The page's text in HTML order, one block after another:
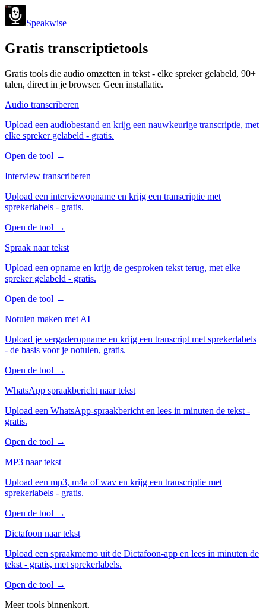
Speakwise
Gratis transcriptietools
Gratis tools die audio omzetten in tekst - elke spreker gelabeld, 90+
talen, direct in je browser. Geen installatie.
Audio transcriberen
Upload een audiobestand en krijg een nauwkeurige transcriptie, met
elke spreker gelabeld - gratis.
Open de tool →
Interview transcriberen
Upload een interviewopname en krijg een transcriptie met
sprekerlabels - gratis.
Open de tool →
Spraak naar tekst
Upload een opname en krijg de gesproken tekst terug, met elke
spreker gelabeld - gratis.
Open de tool →
Notulen maken met AI
Upload je vergaderopname en krijg een transcript met sprekerlabels
- de basis voor je notulen, gratis.
Open de tool →
WhatsApp spraakbericht naar tekst
Upload een WhatsApp-spraakbericht en lees in minuten de tekst -
gratis.
Open de tool →
MP3 naar tekst
Upload een mp3, m4a of wav en krijg een transcriptie met
sprekerlabels - gratis.
Open de tool →
Dictafoon naar tekst
Upload een spraakmemo uit de Dictafoon-app en lees in minuten de
tekst - gratis, met sprekerlabels.
Open de tool →
Meer tools binnenkort.